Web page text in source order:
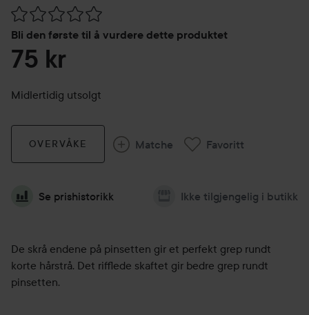
Bli den første til å vurdere dette produktet
Gå til Vurderinger & anmeldelser
75 kr
Midlertidig utsolgt
OVERVÅKE Matche Favoritt
Se prishistorikk Ikke tilgjengelig i butikk
De skrå endene på pinsetten gir et perfekt grep rundt
korte hårstrå. Det rifflede skaftet gir bedre grep rundt
pinsetten.